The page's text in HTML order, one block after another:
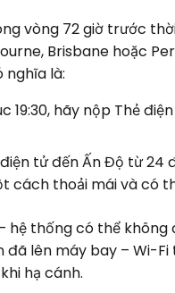
vòng 72 giờ trước
Brisbane hoặc
nghĩa là:
19:30, hãy nộp Thẻ
tử đến Ấn Độ từ 24
cách thoải mái và có
hệ thống có thể
đã lên máy bay – Wi-
hạ cánh.